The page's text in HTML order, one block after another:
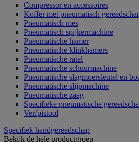
Compressor en accessoires
Koffer met pneumatisch
Pneumatisch mes
Pneumatisch spijkermachine
Pneumatische hamer
Pneumatische klinkhamers
Pneumatische ratel
Pneumatische schuurmachine
Pneumatische slagmoersleutel en
Pneumatische slijpmachine
Pneumatische zaag
Specifieke pneumatische
Verfpistool
Specifiek handgereedschap
Bekijk de hele productgroep